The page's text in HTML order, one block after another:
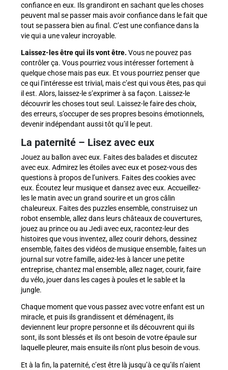
confiance en eux. Ils grandiront en sachant que les choses
peuvent mal se passer mais avoir confiance dans le fait que
tout se passera bien au final. C’est une confiance dans la
vie qui a une valeur incroyable.
Laissez-les être qui ils vont être. Vous ne pouvez pas
contrôler ça. Vous pourriez vous intéresser fortement à
quelque chose mais pas eux. Et vous pourriez penser que
ce qui l’intéresse est trivial, mais c’est qui vous êtes, pas qui
il est. Alors, laissez-le s’exprimer à sa façon. Laissez-le
découvrir les choses tout seul. Laissez-le faire des choix,
des erreurs, s’occuper de ses propres besoins émotionnels,
devenir indépendant aussi tôt qu’il le peut.
La paternité – Lisez avec eux
Jouez au ballon avec eux. Faites des balades et discutez
avec eux. Admirez les étoiles avec eux et posez-vous des
questions à propos de l’univers. Faites des cookies avec
eux. Écoutez leur musique et dansez avec eux. Accueillez-
les le matin avec un grand sourire et un gros câlin
chaleureux. Faites des puzzles ensemble, construisez un
robot ensemble, allez dans leurs châteaux de couvertures,
jouez au prince ou au Jedi avec eux, racontez-leur des
histoires que vous inventez, allez courir dehors, dessinez
ensemble, faites des vidéos de musique ensemble, faites un
journal sur votre famille, aidez-les à lancer une petite
entreprise, chantez mal ensemble, allez nager, courir, faire
du vélo, jouer dans les cages à poules et le sable et la
jungle.
Chaque moment que vous passez avec votre enfant est un
miracle, et puis ils grandissent et déménagent, ils
deviennent leur propre personne et ils découvrent qui ils
sont, ils sont blessés et ils ont besoin de votre épaule sur
laquelle pleurer, mais ensuite ils n’ont plus besoin de vous.
Et à la fin, la paternité, c’est être là jusqu’à ce qu’ils n’aient